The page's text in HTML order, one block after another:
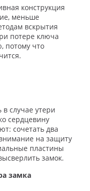
конструкция
меньше
вскрытия
потере ключа
потому что
случае утери
сердцевину
сочетать два
на защиту
пластины
замок.
замка